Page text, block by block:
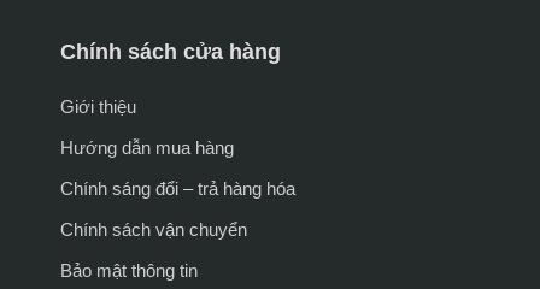
Chính sách cửa hàng
Giới thiệu
Hướng dẫn mua hàng
Chính sáng đổi – trả hàng hóa
Chính sách vận chuyển
Bảo mật thông tin